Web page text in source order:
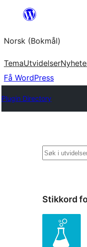
Hopp
innhold
Norsk (Bokmål)
TemaUtvidelser
Få WordPress
Plugin Directory
Søk
Stikkord